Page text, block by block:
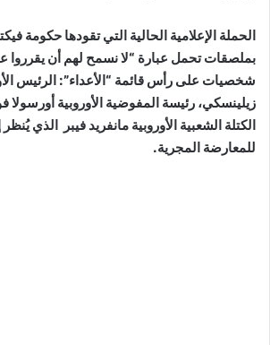
الحملة الإعلامية الحالية التي تقودها حكومة
بملصقات تحمل عبارة “لا نسمح لهم أن يقرروا
شخصيات على رأس قائمة “الأعداء”: الرئيس
زيلينسكي، رئيسة المفوضية الأوروبية أورسولا
الكتلة الشعبية الأوروبية مانفريد فيبر الذي
للمعارضة المجرية.